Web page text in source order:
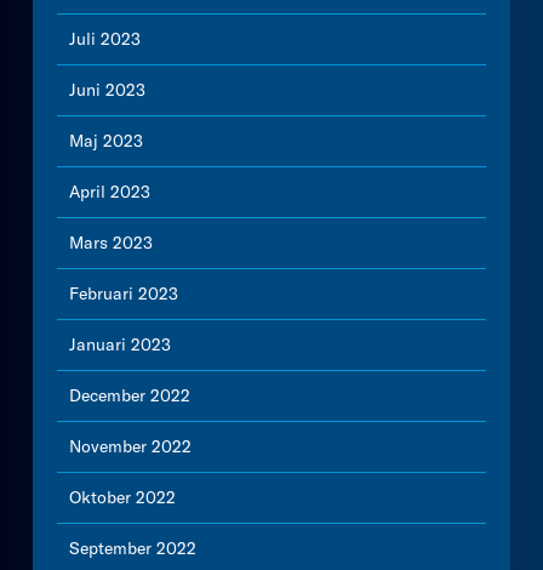
Juli 2023
Juni 2023
Maj 2023
April 2023
Mars 2023
Februari 2023
Januari 2023
December 2022
November 2022
Oktober 2022
September 2022